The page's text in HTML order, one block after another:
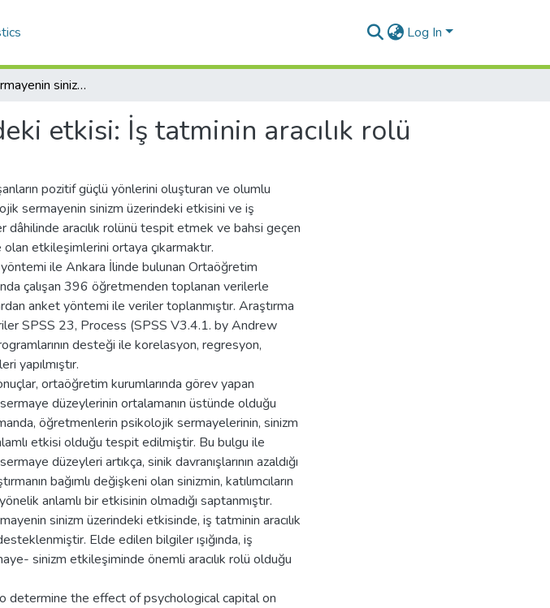
Log In
Psikolojik sermayenin sinizm üzerindeki etkisi: İş tatminin aracılık rolü
etkisi: İş tatminin aracılık rolü
pozitif güçlü yönlerini oluşturan ve olumlu
sermayenin sinizm üzerindeki etkisini ve iş
aracılık rolünü tespit etmek ve bahsi geçen
etkileşimlerini ortaya çıkarmaktır.
yöntemi ile Ankara İlinde bulunan Ortaöğretim
çalışan 396 öğretmenden toplanan verilerle
anket yöntemi ile veriler toplanmıştır. Araştırma
SPSS 23, Process (SPSS V3.4.1. by Andrew
desteği ile korelasyon, regresyon,
yapılmıştır.
ortaöğretim kurumlarında görev yapan
düzeylerinin ortalamanın üstünde olduğu
öğretmenlerin psikolojik sermayelerinin, sinizm
etkisi olduğu tespit edilmiştir. Bu bulgu ile
düzeyleri artıkça, sinik davranışlarının azaldığı
bağımlı değişkeni olan sinizmin, katılımcıların
anlamlı bir etkisinin olmadığı saptanmıştır.
sinizm üzerindeki etkisinde, iş tatminin aracılık
Elde edilen bilgiler ışığında, iş
sinizm etkileşiminde önemli aracılık rolü olduğu
determine the effect of psychological capital on